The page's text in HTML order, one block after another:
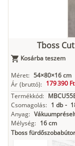
Antracit Matt
Tboss
Kosárba teszem
Méret: 54×80×16 cm
Ár (bruttó): 179 390
Termékkód:
Csomagolás: 1 db -
Anyag:
Mélység: 16 cm
Tboss